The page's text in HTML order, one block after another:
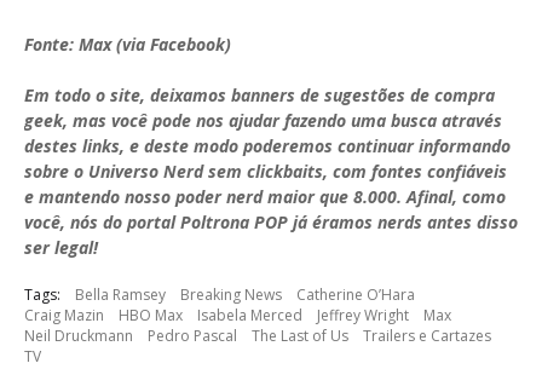
Fonte: Max (via Facebook)
Em todo o site, deixamos banners de sugestões de compra
geek, mas você pode nos ajudar fazendo uma busca através
destes links, e deste modo poderemos continuar informando
sobre o Universo Nerd sem clickbaits, com fontes confiáveis
e mantendo nosso poder nerd maior que 8.000. Afinal, como
você, nós do portal Poltrona POP já éramos nerds antes disso
ser legal!
Tags: Bella Ramsey Breaking News
Catherine O’Hara
Craig Mazin
HBO Max Isabela Merced Jeffrey Wright
Max
Neil Druckmann
Pedro Pascal The Last of Us
Trailers e Cartazes
TV